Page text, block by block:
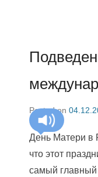
Posted on
День Матери в
что этот
самый главный